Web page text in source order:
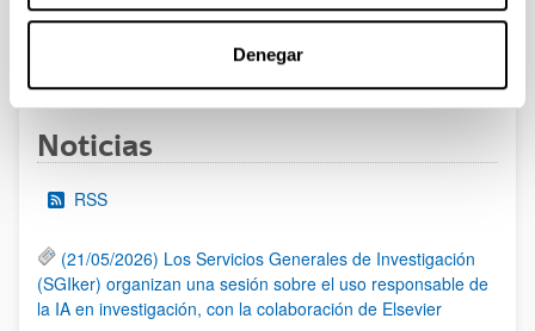
Denegar
Páginas intermedias Use TAB para
PáginaPágina
10 11
Noticias
RSS
(21/05/2026) Los Servicios Generales de Investigación
(SGIker) organizan una sesión sobre el uso responsable de
la IA en investigación, con la colaboración de Elsevier